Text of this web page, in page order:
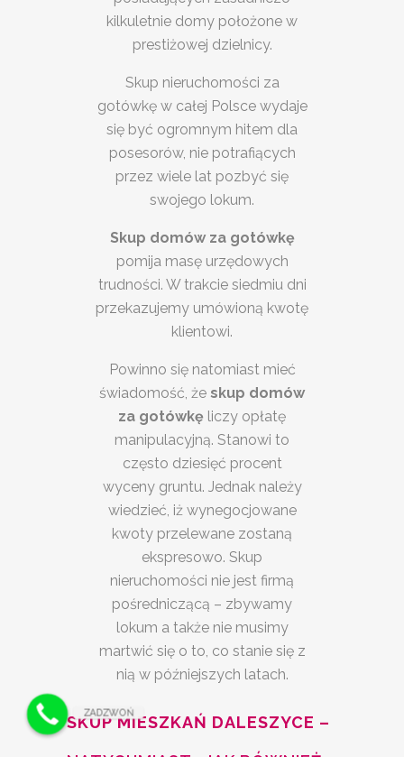
kilkuletnie domy położone w
prestiżowej dzielnicy.
Skup nieruchomości za
gotówkę w całej Polsce wydaje
się być ogromnym hitem dla
posesorów, nie potrafiących
przez wiele lat pozbyć się
swojego lokum.
Skup domów za gotówkę
pomija masę urzędowych
trudności. W trakcie siedmiu dni
przekazujemy umówioną kwotę
klientowi.
Powinno się natomiast mieć
świadomość, że skup domów
za gotówkę liczy opłatę
manipulacyjną. Stanowi to
często dziesięć procent
wyceny gruntu. Jednak należy
wiedzieć, iż wynegocjowane
kwoty przelewane zostaną
ekspresowo. Skup
nieruchomości nie jest firmą
pośredniczącą – zbywamy
lokum a także nie musimy
martwić się o to, co stanie się z
nią w późniejszych latach.
SKUP MIESZKAŃ DALESZYCE –
ZADZWOŃ